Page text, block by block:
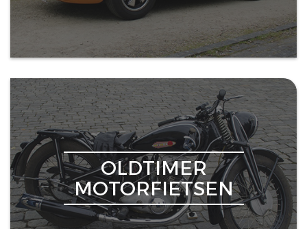
OLDTIMER
MOTORFIETSEN